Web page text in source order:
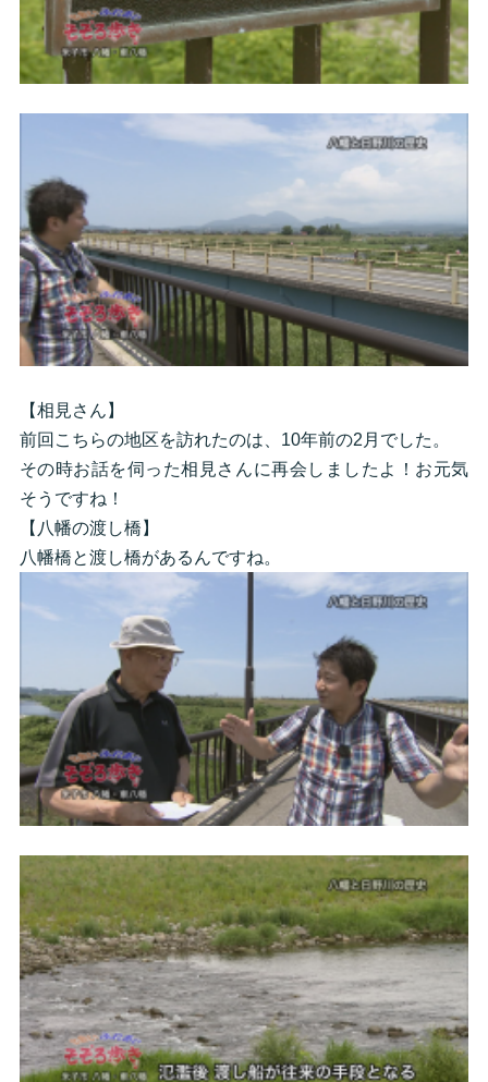
【相見さん】
前回こちらの地区を訪れたのは、10年前の2月でした。
その時お話を伺った相見さんに再会しましたよ！お元気
そうですね！
【八幡の渡し橋】
八幡橋と渡し橋があるんですね。